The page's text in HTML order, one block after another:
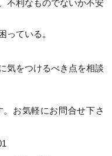
不利なものでないか不安
っている。
気をつけるべき点を相談
お気軽にお問合せ下さ